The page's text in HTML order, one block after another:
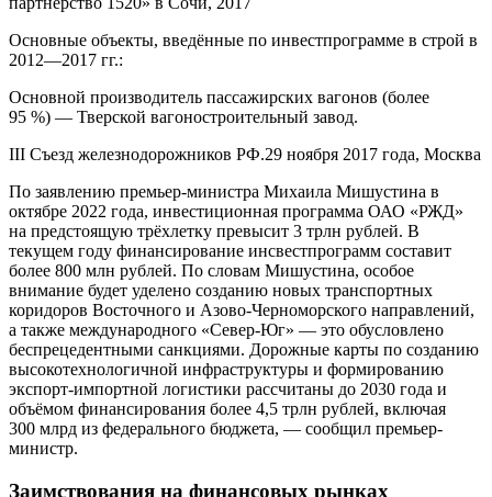
Основные объекты, введённые по инвестпрограмме в строй в
2012—2017 гг.:
Основной производитель пассажирских вагонов (более
95 %) — Тверской вагоностроительный завод.
III Съезд железнодорожников РФ.29 ноября 2017 года, Москва
По заявлению премьер-министра Михаила Мишустина в
октябре 2022 года, инвестиционная программа ОАО «РЖД»
на предстоящую трёхлетку превысит 3 трлн рублей. В
текущем году финансирование инсвестпрограмм составит
более 800 млн рублей. По словам Мишустина, особое
внимание будет уделено созданию новых транспортных
коридоров Восточного и Азово-Черноморского направлений,
а также международного «Север-Юг» — это обусловлено
беспрецедентными санкциями. Дорожные карты по созданию
высокотехнологичной инфраструктуры и формированию
экспорт-импортной логистики рассчитаны до 2030 года и
объёмом финансирования более 4,5 трлн рублей, включая
300 млрд из федерального бюджета, — сообщил премьер-
министр.
Заимствования на финансовых рынках